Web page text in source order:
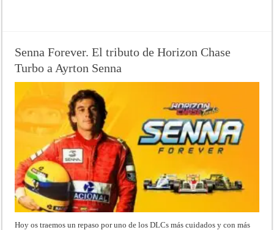
Senna Forever. El tributo de Horizon Chase
Turbo a Ayrton Senna
Hoy os traemos un repaso por uno de los DLCs más cuidados y con más